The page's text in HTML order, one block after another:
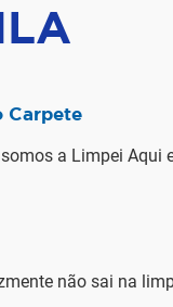
Carpete
a Limpei Aqui
não sai na